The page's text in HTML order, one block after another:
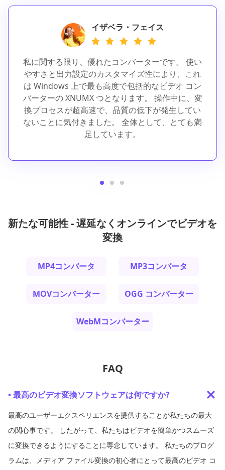
イザベラ・フェイス
私に関する限り、優れたコンバーターです。 使い
やすさと出力設定のカスタマイズ性により、これ
は Windows 上で最も高度で包括的なビデオ コン
バーターの XNUMX つとなります。 操作中に、変
換プロセスが超高速で、品質の低下が発生してい
ないことに気付きました。 全体として、とても満
足しています。
新たな可能性 - 遅延なくオンラインでビデオを
変換
MP4コンバータ MP3コンバータ
MOVコンバーター OGG コンバーター
WebMコンバーター
FAQ
• 最高のビデオ変換ソフトウェアは何ですか?
最高のユーザーエクスペリエンスを提供することが私たちの最大
の関心事です。 したがって、私たちはビデオを簡単かつスムーズ
に変換できるようにすることに専念しています。 私たちのプログ
ラムは、メディア ファイル変換の初心者にとって最高のビデオ コ